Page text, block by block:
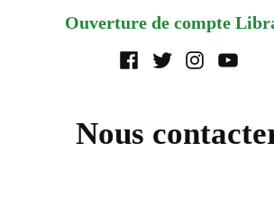
Ouverture de compte
facebooktwitterinstagram
yuotube
Nous